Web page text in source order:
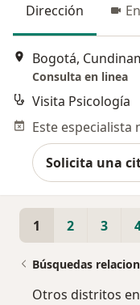
Dirección
Bogotá,
Consulta en linea
Visita Psicología
Solicita una
1 2 3
Búsquedas
Otros distritos